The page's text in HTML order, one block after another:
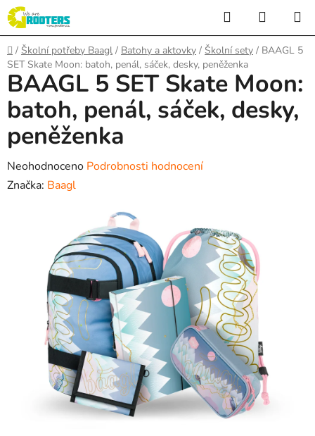
Přejít
na
obsah
Hledat
KOŠÍK
Domů
/ Školní potřeby Baagl / Batohy a aktovky / Školní sety / BAAGL 5
SET Skate Moon: batoh, penál, sáček, desky, peněženka
BAAGL 5 SET Skate Moon:
batoh, penál, sáček, desky,
peněženka
Průměrné
hodnocení
hvězdiček.
Neohodnoceno Podrobnosti hodnocení
Značka: Baagl